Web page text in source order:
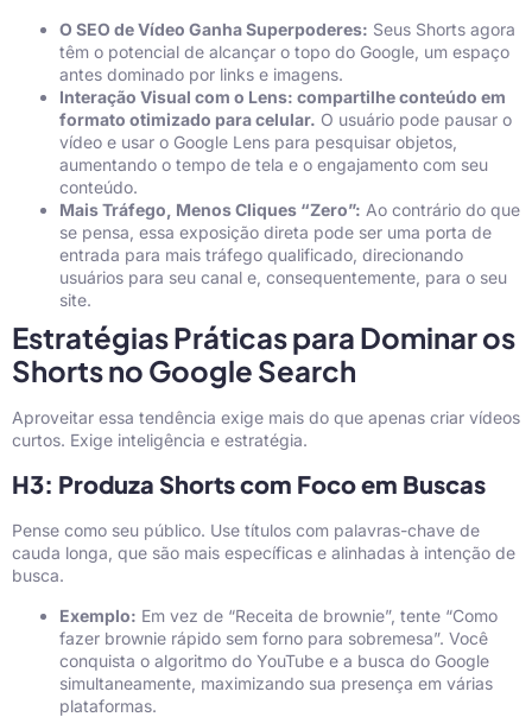
O SEO de Vídeo Ganha Superpoderes: Seus Shorts agora
têm o potencial de alcançar o topo do Google, um espaço
antes dominado por links e imagens.
Interação Visual com o Lens: compartilhe conteúdo em
formato otimizado para celular. O usuário pode pausar o
vídeo e usar o Google Lens para pesquisar objetos,
aumentando o tempo de tela e o engajamento com seu
conteúdo.
Mais Tráfego, Menos Cliques “Zero”: Ao contrário do que
se pensa, essa exposição direta pode ser uma porta de
entrada para mais tráfego qualificado, direcionando
usuários para seu canal e, consequentemente, para o seu
site.
Estratégias Práticas para Dominar os
Shorts no Google Search
Aproveitar essa tendência exige mais do que apenas criar vídeos
curtos. Exige inteligência e estratégia.
H3: Produza Shorts com Foco em Buscas
Pense como seu público. Use títulos com palavras-chave de
cauda longa, que são mais específicas e alinhadas à intenção de
busca.
Exemplo: Em vez de “Receita de brownie”, tente “Como
fazer brownie rápido sem forno para sobremesa”. Você
conquista o algoritmo do YouTube e a busca do Google
simultaneamente, maximizando sua presença em várias
plataformas.